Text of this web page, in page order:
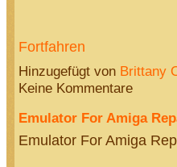
Fortfahren
Hinzugefügt von Brittany
Keine Kommentare
Emulator For Amiga
Emulator For Amiga